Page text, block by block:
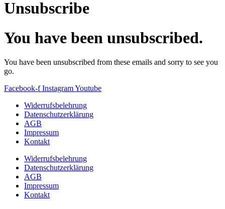
Unsubscribe
You have been unsubscribed.
You have been unsubscribed from these emails and sorry to see you
go.
Facebook-f InstagramYoutube
Widerrufsbelehrung
Datenschutzerklärung
AGB
Impressum
Kontakt
Widerrufsbelehrung
Datenschutzerklärung
AGB
Impressum
Kontakt